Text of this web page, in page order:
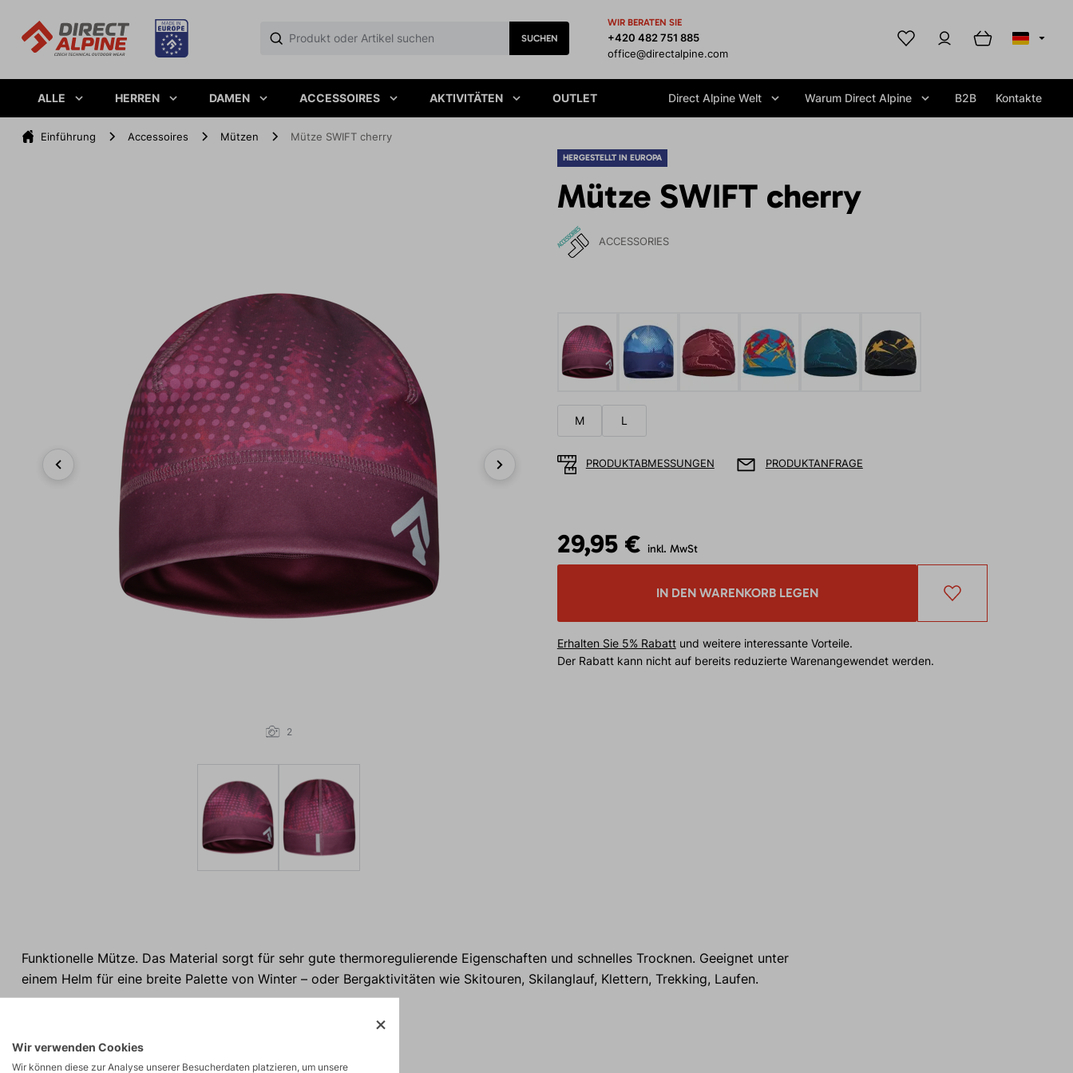
SUCHEN
WIR BERATEN SIE
+420 482 751 885
office@directalpine.com
ALLE HERREN DAMEN ACCESSOIRES AKTIVITÄTEN OUTLET Direct Alpine Welt Warum Direct Alpine B2B Kontakte
Einführung Accessoires Mützen Mütze SWIFT cherry
HERGESTELLT IN EUROPA
Mütze SWIFT cherry
ACCESSORIES
2
M L
PRODUKTABMESSUNGEN PRODUKTANFRAGE
29,95 € inkl. MwSt
IN DEN WARENKORB LEGEN
Erhalten Sie 5% Rabattund weitere interessante Vorteile.
Der Rabatt kann nicht auf bereits reduzierte Warenangewendet werden.
Funktionelle Mütze. Das Material sorgt für sehr gute thermoregulierende Eigenschaften und schnelles Trocknen. Geeignet unter
einem Helm für eine breite Palette von Winter – oder Bergaktivitäten wie Skitouren, Skilanglauf, Klettern, Trekking, Laufen.
Wir verwenden Cookies
Wir können diese zur Analyse unserer Besucherdaten platzieren, um unsere